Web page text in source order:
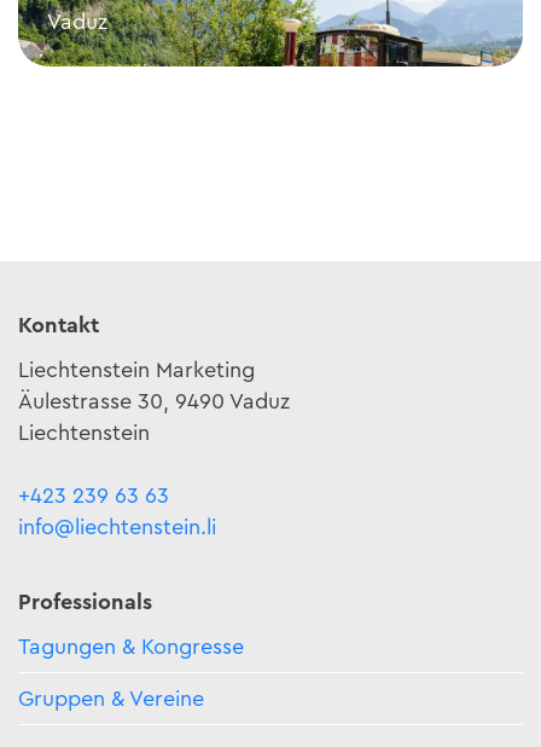
Vaduz
Citytrain - Fürsten und Schätze
Kontakt
Liechtenstein Marketing
Äulestrasse 30, 9490 Vaduz
Liechtenstein
+423 239 63 63
info@liechtenstein.li
Professionals
Tagungen & Kongresse
Gruppen & Vereine